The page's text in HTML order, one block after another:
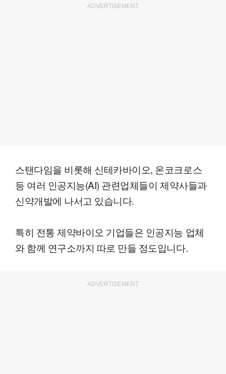
ADVERTISEMENT
스탠다임을 비롯해 신테카바이오, 온코크로스
등 여러 인공지능(AI) 관련업체들이 제약사들과
신약개발에 나서고 있습니다.
특히 전통 제약바이오 기업들은 인공지능 업체
와 함께 연구소까지 따로 만들 정도입니다.
ADVERTISEMENT